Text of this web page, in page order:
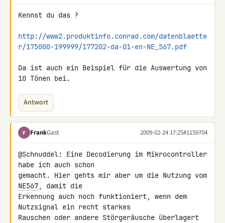
Kennst du das ?
http://www2.produktinfo.conrad.com/datenblaette
r/175000-199999/177202-da-01-en-NE_567.pdf
Da ist auch ein Beispiel für die Auswertung von
10 Tönen bei.
Antwort
F FrankGast 2009-02-24 17:25#1159704
@Schnuddel: Eine Decodierung im Mikrocontroller
habe ich auch schon
NE567, damit die
Erkennung auch noch funktioniert, wenn dem
Nutzsignal ein recht starkes
Rauschen oder andere Störgeräusche überlagert